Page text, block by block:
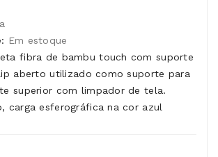
Em estoque
fibra de bambu touch com suporte
aberto utilizado como suporte para
superior com limpador de tela.
carga esferográfica na cor azul